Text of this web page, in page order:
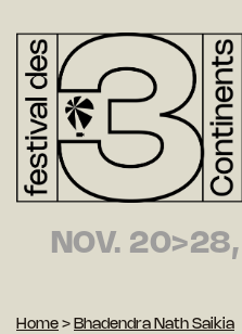
NOV.
Home > Bhadendra Nath Saikia